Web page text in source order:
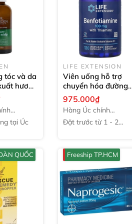
tóc và da
hương
&
tại Úc
LIFE EXTENSION
Viên uống hỗ trợ
chuyển hóa đường
huyết Life Extension
Benfotiamine 100mg
with Thiamine120
viên
975.000₫
Hàng Úc chính
hãng
Đặt trước từ 1 - 2
QUỐC Freeship TP.HCM